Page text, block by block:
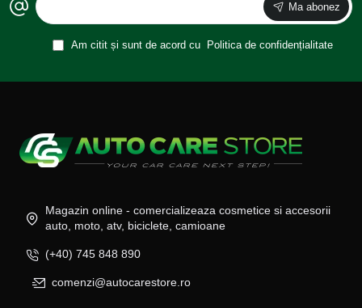
Ma abonez
Am citit și sunt de acord cu Politica de confidențialitate
Magazin online - comercializeaza cosmetice si accesorii
auto, moto, atv, biciclete, camioane
(+40) 745 848 890
comenzi@autocarestore.ro